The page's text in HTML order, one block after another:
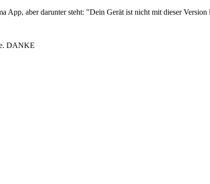
App, aber darunter steht: "Dein Gerät ist nicht mit dieser
DANKE